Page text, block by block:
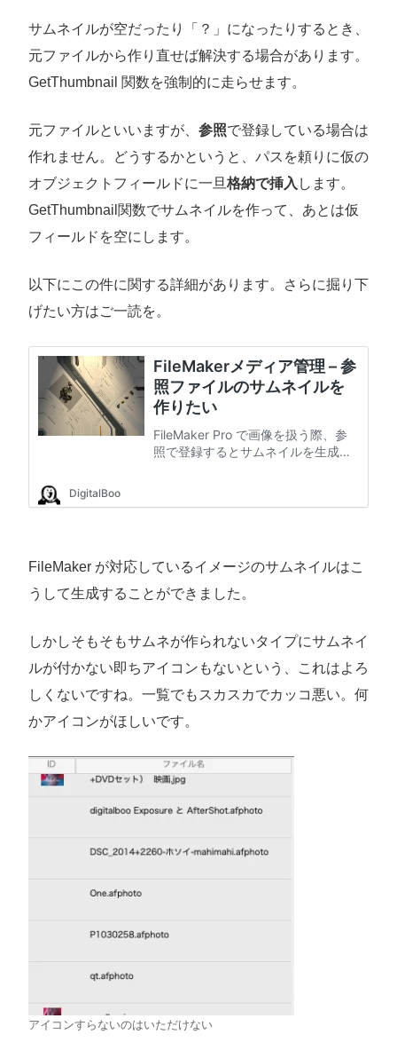
サムネイルが空だったり「？」になったりするとき、
元ファイルから作り直せば解決する場合があります。
GetThumbnail 関数を強制的に走らせます。
元ファイルといいますが、 参照で登録している場合は
作れません。どうするかというと、パスを頼りに仮の
オブジェクトフィールドに一旦格納で挿入 します。
GetThumbnail関数でサムネイルを作って、あとは仮
フィールドを空にします。
以下にこの件に関する詳細があります。さらに掘り下
げたい方はご一読を。
FileMaker が対応しているイメージのサムネイルはこ
うして生成することができました。
しかしそもそもサムネが作られないタイプにサムネイ
ルが付かない即ちアイコンもないという、これはよろ
しくないですね。一覧でもスカスカでカッコ悪い。何
かアイコンがほしいです。
アイコンすらないのはいただけない